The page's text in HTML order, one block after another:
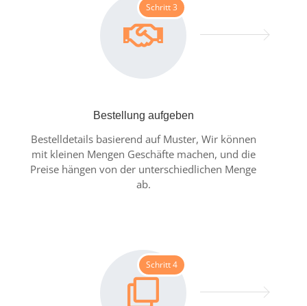
Schritt 3
Bestellung aufgeben
Bestelldetails basierend auf Muster, Wir können
mit kleinen Mengen Geschäfte machen, und die
Preise hängen von der unterschiedlichen Menge
ab.
Schritt 4